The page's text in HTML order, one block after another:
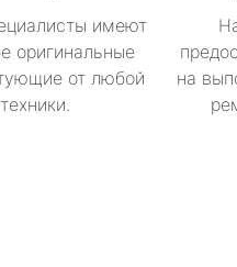
имеют
оригинальные
от любой
техники.
на